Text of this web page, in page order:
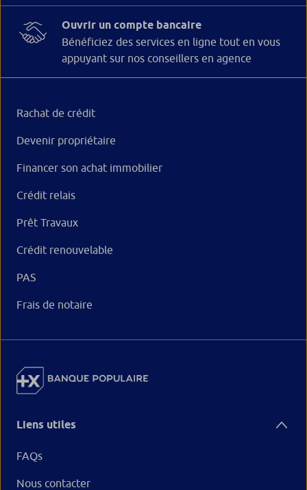
Ouvrir un compte bancaire
Bénéficiez des services en ligne tout en vous
appuyant sur nos conseillers en agence
Rachat de crédit
Devenir propriétaire
Financer son achat immobilier
Crédit relais
Prêt Travaux
Crédit renouvelable
PAS
Frais de notaire
Liens utiles
FAQs
Nous contacter